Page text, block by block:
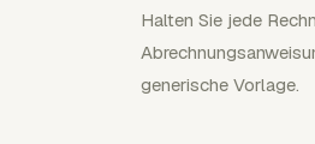
Halten Sie jede
generische Vorlage.